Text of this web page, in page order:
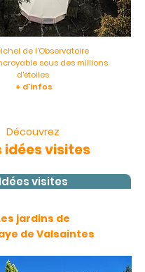
de l'Observatoire
sous des millions
d'étoiles
+ d'infos
Découvrez
idées visites
Idées visites
jardins de
de Valsaintes